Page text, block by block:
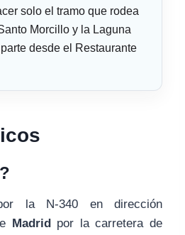
solo el tramo que rodea
Morcillo y la Laguna
desde el Restaurante
la N-340 en dirección
Madrid
por la carretera de